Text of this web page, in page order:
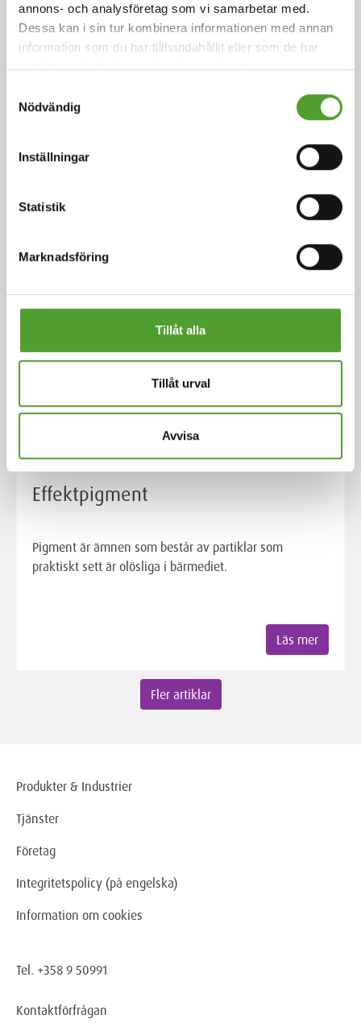
annons- och analysföretag som vi samarbetar med.
Dessa kan i sin tur kombinera informationen med annan
information som du har tillhandahållit eller som de har
samlat in när du har använt deras tjänster.
Nödvändig
Inställningar
Statistik
Marknadsföring
Tillåt alla
Tillåt urval
Avvisa
Artikel
verklighet, framtid eller dröm?
Förväntningarna inför European Coatings Show 2019
var höga.
Effektpigment
Pigment är ämnen som består av partiklar som
praktiskt sett är olösliga i bärmediet.
Läs mer
Fler artiklar
Produkter & Industrier
Tjänster
Företag
Integritetspolicy (på engelska)
Information om cookies
Tel. +358 9 50991
Kontaktförfrågan